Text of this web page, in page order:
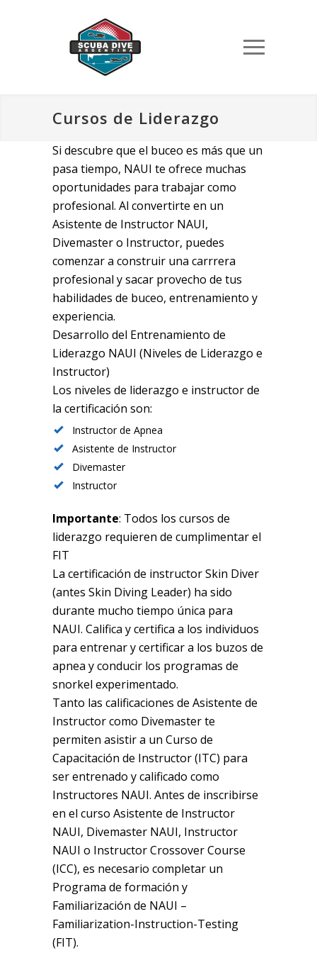
Cursos de Liderazgo
Si descubre que el buceo es más que un
pasa tiempo, NAUI te ofrece muchas
oportunidades para trabajar como
profesional. Al convertirte en un
Asistente de Instructor NAUI,
Divemaster o Instructor, puedes
comenzar a construir una carrrera
profesional y sacar provecho de tus
habilidades de buceo, entrenamiento y
experiencia.
Desarrollo del Entrenamiento de
Liderazgo NAUI (Niveles de Liderazgo e
Instructor)
Los niveles de liderazgo e instructor de
la certificación son:
Instructor de Apnea
Asistente de Instructor
Divemaster
Instructor
Importante: Todos los cursos de
liderazgo requieren de cumplimentar el
FIT
La certificación de instructor Skin Diver
(antes Skin Diving Leader) ha sido
durante mucho tiempo única para
NAUI. Califica y certifica a los individuos
para entrenar y certificar a los buzos de
apnea y conducir los programas de
snorkel experimentado.
Tanto las calificaciones de Asistente de
Instructor como Divemaster te
permiten asistir a un Curso de
Capacitación de Instructor (ITC) para
ser entrenado y calificado como
Instructores NAUI. Antes de inscribirse
en el curso Asistente de Instructor
NAUI, Divemaster NAUI, Instructor
NAUI o Instructor Crossover Course
(ICC), es necesario completar un
Programa de formación y
Familiarización de NAUI –
Familiarization-Instruction-Testing
(FIT).